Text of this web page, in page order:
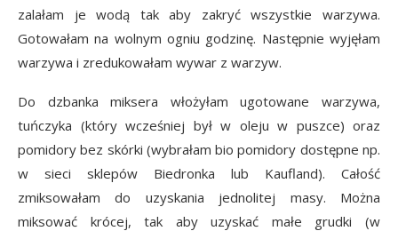
zalałam je wodą tak aby zakryć wszystkie warzywa.
Gotowałam na wolnym ogniu godzinę. Następnie wyjęłam
warzywa i zredukowałam wywar z warzyw.
Do dzbanka miksera włożyłam ugotowane warzywa,
tuńczyka (który wcześniej był w oleju w puszce) oraz
pomidory bez skórki (wybrałam bio pomidory dostępne np.
w sieci sklepów Biedronka lub Kaufland). Całość
zmiksowałam do uzyskania jednolitej masy. Można
miksować krócej, tak aby uzyskać małe grudki (w